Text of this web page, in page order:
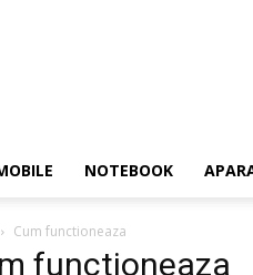
NOTEBOOK
Cum functioneaza
functioneaza